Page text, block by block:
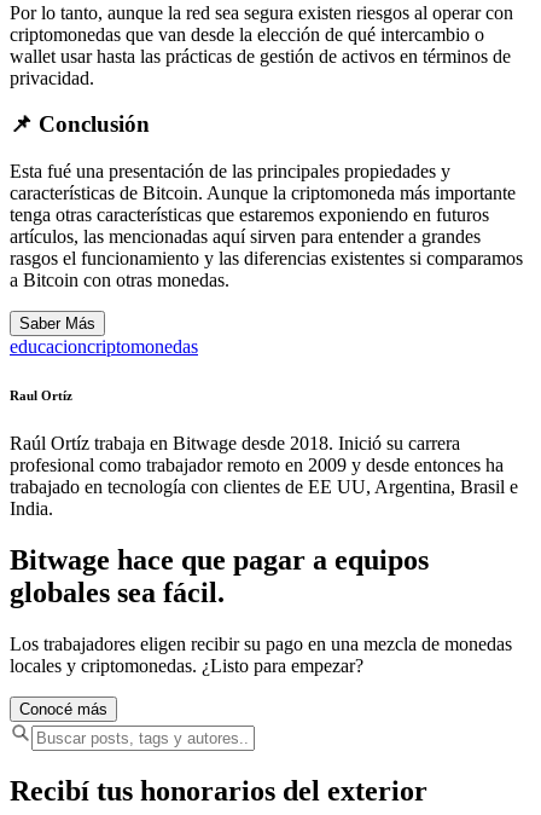
Por lo tanto, aunque la red sea segura existen riesgos al operar con
criptomonedas que van desde la elección de qué intercambio o
wallet usar hasta las prácticas de gestión de activos en términos de
privacidad.
📌 Conclusión
Esta fué una presentación de las principales propiedades y
características de Bitcoin. Aunque la criptomoneda más importante
tenga otras características que estaremos exponiendo en futuros
artículos, las mencionadas aquí sirven para entender a grandes
rasgos el funcionamiento y las diferencias existentes si comparamos
a Bitcoin con otras monedas.
Saber Más
educacioncriptomonedas
Raul Ortíz
Raúl Ortíz trabaja en Bitwage desde 2018. Inició su carrera
profesional como trabajador remoto en 2009 y desde entonces ha
trabajado en tecnología con clientes de EE UU, Argentina, Brasil e
India.
Bitwage hace que pagar a equipos
globales sea fácil.
Los trabajadores eligen recibir su pago en una mezcla de monedas
locales y criptomonedas. ¿Listo para empezar?
Conocé más
Recibí tus honorarios del exterior